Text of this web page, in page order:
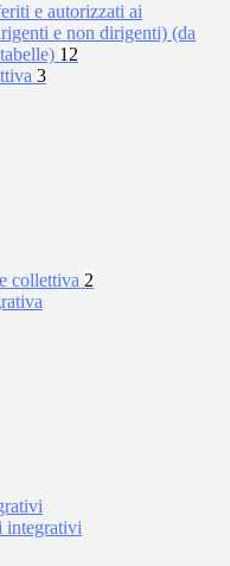
e autorizzati ai
e non dirigenti) (da
12
3
collettiva 2
integrativi